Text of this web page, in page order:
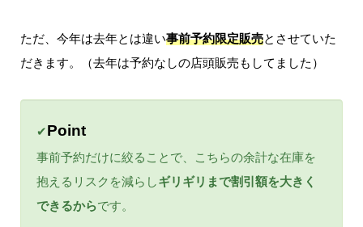
ただ、今年は去年とは違い事前予約限定販売とさせていた
だきます。（去年は予約なしの店頭販売もしてました）
✔Point
事前予約だけに絞ることで、こちらの余計な在庫を
抱えるリスクを減らしギリギリまで割引額を大きく
できるからです。